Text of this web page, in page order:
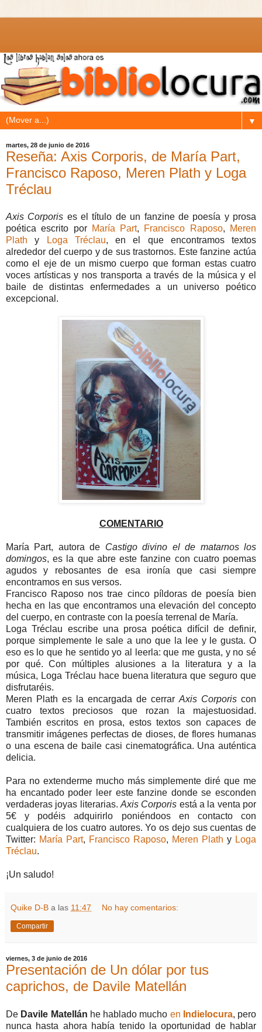
▼
martes, 28 de junio de 2016
Reseña: Axis Corporis, de María Part,
Francisco Raposo, Meren Plath y Loga
Tréclau
Axis Corporis es el título de un fanzine de poesía y prosa
poética escrito por María Part, Francisco Raposo,
Meren
Plath y Loga Tréclau, en el que encontramos textos
alrededor del cuerpo y de sus trastornos. Este fanzine actúa
como el eje de un mismo cuerpo que forman estas cuatro
voces artísticas y nos transporta a través de la música y el
baile de distintas enfermedades a un universo poético
excepcional.
COMENTARIO
María Part, autora de Castigo divino el de matarnos los
domingos, es la que abre este fanzine con cuatro poemas
agudos y rebosantes de esa ironía que casi siempre
encontramos en sus versos.
Francisco Raposo nos trae cinco píldoras de poesía bien
hecha en las que encontramos una elevación del concepto
del cuerpo, en contraste con la poesía terrenal de María.
Loga Tréclau escribe una prosa poética difícil de definir,
porque simplemente le sale a uno que la lee y le gusta. O
eso es lo que he sentido yo al leerla: que me gusta, y no sé
por qué. Con múltiples alusiones a la literatura y a la
música, Loga Tréclau hace buena literatura que seguro que
disfrutaréis.
Meren Plath es la encargada de cerrar Axis Corporis con
cuatro textos preciosos que rozan la majestuosidad.
También escritos en prosa, estos textos son capaces de
transmitir imágenes perfectas de dioses, de flores humanas
o una escena de baile casi cinematográfica. Una auténtica
delicia.
Para no extenderme mucho más simplemente diré que me
ha encantado poder leer este fanzine donde se esconden
verdaderas joyas literarias. Axis Corporis está a la venta por
5€ y podéis adquirirlo poniéndoos en contacto con
cualquiera de los cuatro autores. Yo os dejo sus cuentas de
Twitter: María Part, Francisco Raposo, Meren Plath y Loga
Tréclau.
¡Un saludo!
Quike D-B a las 11:47 No hay comentarios:
Compartir
viernes, 3 de junio de 2016
Presentación de Un dólar por tus
caprichos, de Davile Matellán
De Davile Matellán he hablado mucho en Indielocura, pero
nunca hasta ahora había tenido la oportunidad de hablar